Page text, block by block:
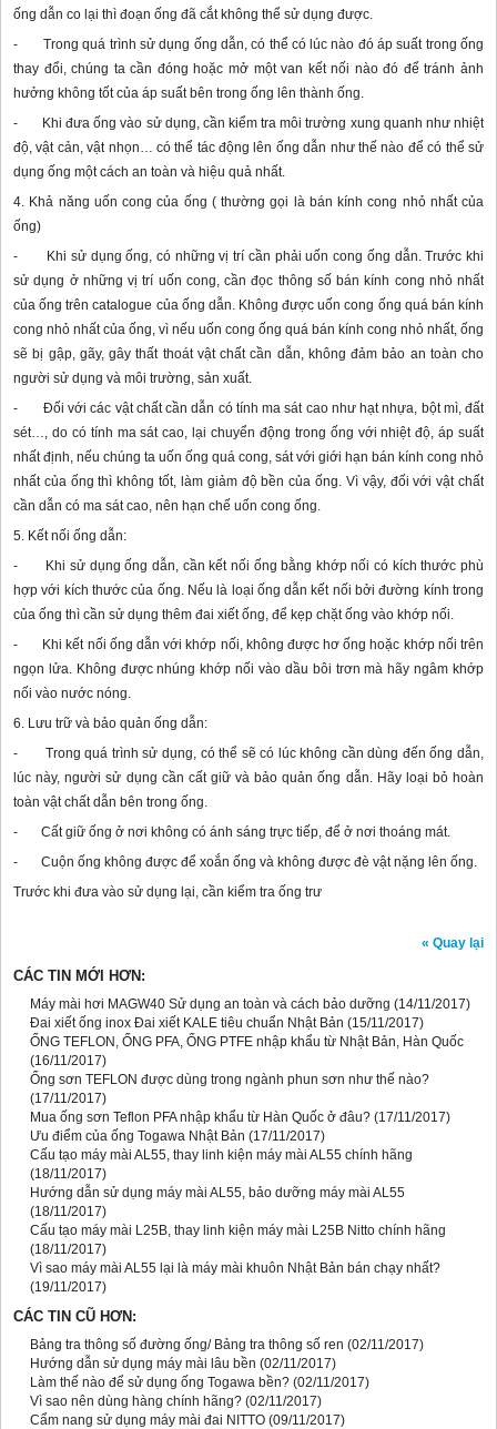
ống dẫn co lại thì đoạn ống đã cắt không thể sử dụng được.
- Trong quá trình sử dụng ống dẫn, có thể có lúc nào đó áp suất trong ống
thay đổi, chúng ta cần đóng hoặc mở một van kết nối nào đó để tránh ảnh
hưởng không tốt của áp suất bên trong ống lên thành ống.
- Khi đưa ống vào sử dụng, cần kiểm tra môi trường xung quanh như nhiệt
độ, vật cản, vật nhọn… có thể tác động lên ống dẫn như thế nào để có thể sử
dụng ống một cách an toàn và hiệu quả nhất.
4. Khả năng uốn cong của ống ( thường gọi là bán kính cong nhỏ nhất của
ống)
- Khi sử dụng ống, có những vị trí cần phải uốn cong ống dẫn. Trước khi
sử dụng ở những vị trí uốn cong, cần đọc thông số bán kính cong nhỏ nhất
của ống trên catalogue của ống dẫn. Không được uốn cong ống quá bán kính
cong nhỏ nhất của ống, vì nếu uốn cong ống quá bán kính cong nhỏ nhất, ống
sẽ bị gập, gãy, gây thất thoát vật chất cần dẫn, không đảm bảo an toàn cho
người sử dụng và môi trường, sản xuất.
- Đối với các vật chất cần dẫn có tính ma sát cao như hạt nhựa, bột mì, đất
sét…, do có tính ma sát cao, lại chuyển động trong ống với nhiệt độ, áp suất
nhất định, nếu chúng ta uốn ống quá cong, sát với giới hạn bán kính cong nhỏ
nhất của ống thì không tốt, làm giảm độ bền của ống. Vì vậy, đối với vật chất
cần dẫn có ma sát cao, nên hạn chế uốn cong ống.
5. Kết nối ống dẫn:
- Khi sử dụng ống dẫn, cần kết nối ống bằng khớp nối có kích thước phù
hợp với kích thước của ống. Nếu là loại ống dẫn kết nối bởi đường kính trong
của ống thì cần sử dụng thêm đai xiết ống, để kẹp chặt ống vào khớp nối.
- Khi kết nối ống dẫn với khớp nối, không được hơ ống hoặc khớp nối trên
ngọn lửa. Không được nhúng khớp nối vào dầu bôi trơn mà hãy ngâm khớp
nối vào nước nóng.
6. Lưu trữ và bảo quản ống dẫn:
- Trong quá trình sử dụng, có thể sẽ có lúc không cần dùng đến ống dẫn,
lúc này, người sử dụng cần cất giữ và bảo quản ống dẫn. Hãy loại bỏ hoàn
toàn vật chất dẫn bên trong ống.
- Cất giữ ống ở nơi không có ánh sáng trực tiếp, để ở nơi thoáng mát.
- Cuộn ống không được để xoắn ống và không được đè vật nặng lên ống.
Trước khi đưa vào sử dụng lại, cần kiểm tra ống trư
« Quay lại
CÁC TIN MỚI HƠN:
Máy mài hơi MAGW40 Sử dụng an toàn và cách bảo dưỡng (14/11/2017)
Đai xiết ống inox Đai xiết KALE tiêu chuẩn Nhật Bản (15/11/2017)
ỐNG TEFLON, ỐNG PFA, ỐNG PTFE nhập khẩu từ Nhật Bản, Hàn Quốc
(16/11/2017)
Ống sơn TEFLON được dùng trong ngành phun sơn như thế nào?
(17/11/2017)
Mua ống sơn Teflon PFA nhập khẩu từ Hàn Quốc ở đâu? (17/11/2017)
Ưu điểm của ống Togawa Nhật Bản (17/11/2017)
Cấu tạo máy mài AL55, thay linh kiện máy mài AL55 chính hãng
(18/11/2017)
Hướng dẫn sử dụng máy mài AL55, bảo dưỡng máy mài AL55
(18/11/2017)
Cấu tạo máy mài L25B, thay linh kiện máy mài L25B Nitto chính hãng
(18/11/2017)
Vì sao máy mài AL55 lại là máy mài khuôn Nhật Bản bán chạy nhất?
(19/11/2017)
CÁC TIN CŨ HƠN:
Bảng tra thông số đường ống/ Bảng tra thông số ren (02/11/2017)
Hướng dẫn sử dụng máy mài lâu bền (02/11/2017)
Làm thế nào để sử dụng ống Togawa bền? (02/11/2017)
Vì sao nên dùng hàng chính hãng? (02/11/2017)
Cẩm nang sử dụng máy mài đai NITTO (09/11/2017)